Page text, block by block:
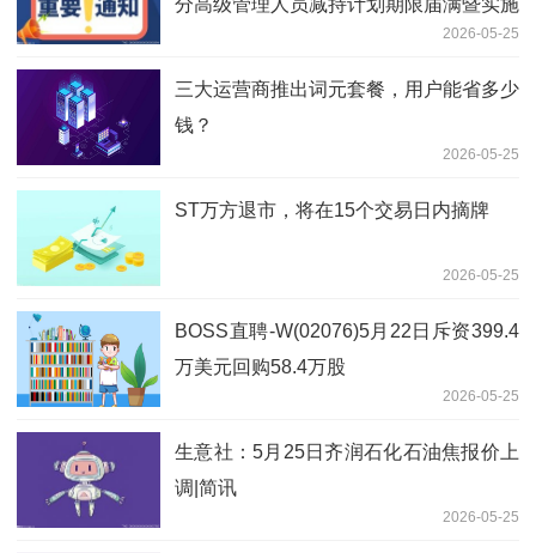
2026-05-25
三大运营商推出词元套餐，用户能省多少
钱？
2026-05-25
ST万方退市，将在15个交易日内摘牌
2026-05-25
BOSS直聘-W(02076)5月22日斥资399.4
万美元回购58.4万股
2026-05-25
生意社：5月25日齐润石化石油焦报价上
调|简讯
2026-05-25